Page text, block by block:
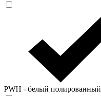
PWH - белый полированный